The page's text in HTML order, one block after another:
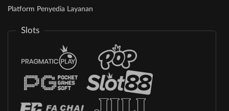
Platform Penyedia Layanan
Slots